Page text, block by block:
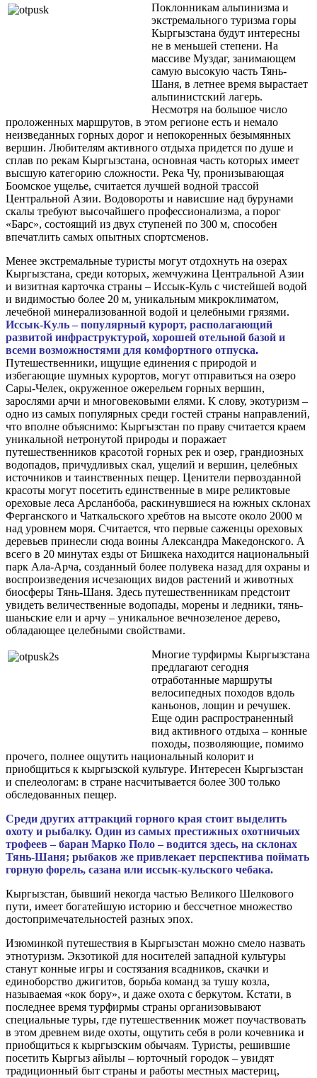
Поклонникам альпинизма и
экстремального туризма горы
Кыргызстана будут интересны
не в меньшей степени. На
массиве Муздаг, занимающем
самую высокую часть Тянь-
Шаня, в летнее время вырастает
альпинистский лагерь.
Несмотря на большое число
проложенных маршрутов, в этом регионе есть и немало
неизведанных горных дорог и непокоренных безымянных
вершин. Любителям активного отдыха придется по душе и
сплав по рекам Кыргызстана, основная часть которых имеет
высшую категорию сложности. Река Чу, пронизывающая
Боомское ущелье, считается лучшей водной трассой
Центральной Азии. Водовороты и нависшие над бурунами
скалы требуют высочайшего профессионализма, а порог
«Барс», состоящий из двух ступеней по 300 м, способен
впечатлить самых опытных спортсменов.
Менее экстремальные туристы могут отдохнуть на озерах
Кыргызстана, среди которых, жемчужина Центральной Азии
и визитная карточка страны – Иссык-Куль с чистейшей водой
и видимостью более 20 м, уникальным микроклиматом,
лечебной минерализованной водой и целебными грязями.
Иссык-Куль – популярный курорт, располагающий
развитой инфраструктурой, хорошей отельной базой и
всеми возможностями для комфортного отпуска.
Путешественники, ищущие единения с природой и
избегающие шумных курортов, могут отправиться на озеро
Сары-Челек, окруженное ожерельем горных вершин,
зарослями арчи и многовековыми елями. К слову, экотуризм –
одно из самых популярных среди гостей страны направлений,
что вполне объяснимо: Кыргызстан по праву считается краем
уникальной нетронутой природы и поражает
путешественников красотой горных рек и озер, грандиозных
водопадов, причудливых скал, ущелий и вершин, целебных
источников и таинственных пещер. Ценители первозданной
красоты могут посетить единственные в мире реликтовые
ореховые леса Арсланбоба, раскинувшиеся на южных склонах
Ферганского и Чаткальского хребтов на высоте около 2000 м
над уровнем моря. Считается, что первые саженцы ореховых
деревьев принесли сюда воины Александра Македонского. А
всего в 20 минутах езды от Бишкека находится национальный
парк Ала-Арча, созданный более полувека назад для охраны и
воспроизведения исчезающих видов растений и животных
биосферы Тянь-Шаня. Здесь путешественникам предстоит
увидеть величественные водопады, морены и ледники, тянь-
шаньские ели и арчу – уникальное вечнозеленое дерево,
обладающее целебными свойствами.
Многие турфирмы Кыргызстана
предлагают сегодня
отработанные маршруты
велосипедных походов вдоль
каньонов, лощин и речушек.
Еще один распространенный
вид активного отдыха – конные
походы, позволяющие, помимо
прочего, полнее ощутить национальный колорит и
приобщиться к кыргызской культуре. Интересен Кыргызстан
и спелеологам: в стране насчитывается более 300 только
обследованных пещер.
Среди других аттракций горного края стоит выделить
охоту и рыбалку. Один из самых престижных охотничьих
трофеев – баран Марко Поло – водится здесь, на склонах
Тянь-Шаня; рыбаков же привлекает перспектива поймать
горную форель, сазана или иссык-кульского чебака.
Кыргызстан, бывший некогда частью Великого Шелкового
пути, имеет богатейшую историю и бессчетное множество
достопримечательностей разных эпох.
Изюминкой путешествия в Кыргызстан можно смело назвать
этнотуризм. Экзотикой для носителей западной культуры
станут конные игры и состязания всадников, скачки и
единоборство джигитов, борьба команд за тушу козла,
называемая «кок бору», и даже охота с беркутом. Кстати, в
последнее время турфирмы страны организовывают
специальные туры, где путешественник может поучаствовать
в этом древнем виде охоты, ощутить себя в роли кочевника и
приобщиться к кыргызским обычаям. Туристы, решившие
посетить Кыргыз айылы – юрточный городок – увидят
традиционный быт страны и работы местных мастериц,